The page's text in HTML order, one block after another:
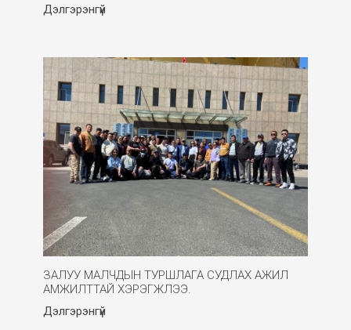
Дэлгэрэнгүй
ЗАЛУУ МАЛЧДЫН ТУРШЛАГА СУДЛАХ АЖИЛ
АМЖИЛТТАЙ ХЭРЭГЖЛЭЭ.
Дэлгэрэнгүй